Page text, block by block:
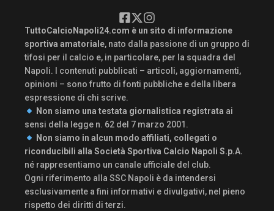
TuttoCalcioNapoli24.com è un sito di informazione
sportiva amatoriale, nato dalla passione di un gruppo di
tifosi per il calcio e, in particolare, per la squadra del
Napoli. I contenuti pubblicati – articoli, aggiornamenti,
opinioni – sono frutto di fonti pubbliche e della libera
espressione di chi scrive.
Non siamo una testata giornalistica registrata ai
sensi della legge n. 62 del 7 marzo 2001.
Non siamo in alcun modo affiliati, collegati o
riconducibili alla Società Sportiva Calcio Napoli S.p.A.
né rappresentiamo un canale ufficiale del club.
Ogni riferimento alla SSC Napoli è da intendersi
esclusivamente a fini informativi e divulgativi, nel pieno
rispetto dei diritti di terzi.